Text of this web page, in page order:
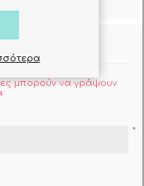
μπορούν να γράψουν
*